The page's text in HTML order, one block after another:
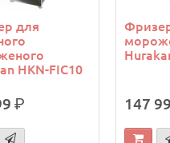
для
HKN-FIC10
р. 147